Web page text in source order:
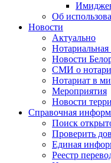
Об
Новости
Актуально
Нотариальная
Новости
СМИ о
Нотариат в
Мероприятия
Новости
Справочная
Поиск
Проверить
Единая
Реестр